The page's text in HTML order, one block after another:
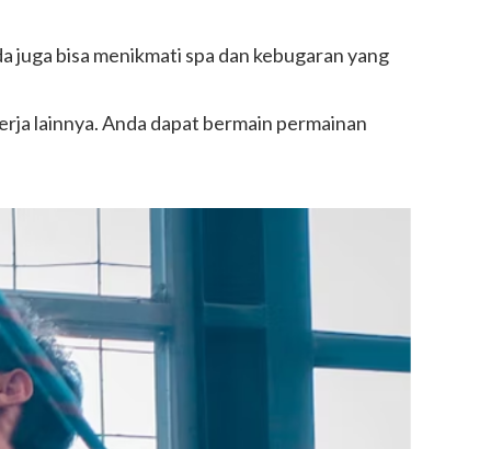
bisa menikmati spa dan kebugaran yang
lainnya. Anda dapat bermain permainan